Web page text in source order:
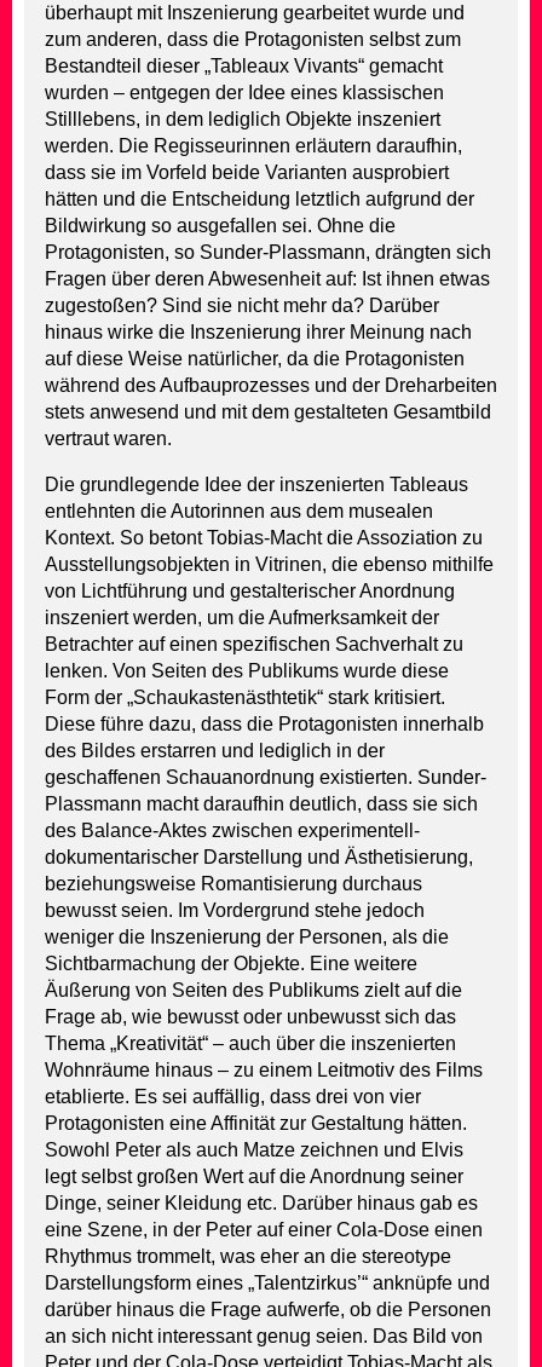
überhaupt mit Inszenierung gearbeitet wurde und
zum anderen, dass die Protagonisten selbst zum
Bestandteil dieser „Tableaux Vivants“ gemacht
wurden – entgegen der Idee eines klassischen
Stilllebens, in dem lediglich Objekte inszeniert
werden. Die Regisseurinnen erläutern daraufhin,
dass sie im Vorfeld beide Varianten ausprobiert
hätten und die Entscheidung letztlich aufgrund der
Bildwirkung so ausgefallen sei. Ohne die
Protagonisten, so Sunder-Plassmann, drängten sich
Fragen über deren Abwesenheit auf: Ist ihnen etwas
zugestoßen? Sind sie nicht mehr da? Darüber
hinaus wirke die Inszenierung ihrer Meinung nach
auf diese Weise natürlicher, da die Protagonisten
während des Aufbauprozesses und der Dreharbeiten
stets anwesend und mit dem gestalteten Gesamtbild
vertraut waren.
Die grundlegende Idee der inszenierten Tableaus
entlehnten die Autorinnen aus dem musealen
Kontext. So betont Tobias-Macht die Assoziation zu
Ausstellungsobjekten in Vitrinen, die ebenso mithilfe
von Lichtführung und gestalterischer Anordnung
inszeniert werden, um die Aufmerksamkeit der
Betrachter auf einen spezifischen Sachverhalt zu
lenken. Von Seiten des Publikums wurde diese
Form der „Schaukastenästhtetik“ stark kritisiert.
Diese führe dazu, dass die Protagonisten innerhalb
des Bildes erstarren und lediglich in der
geschaffenen Schauanordnung existierten. Sunder-
Plassmann macht daraufhin deutlich, dass sie sich
des Balance-Aktes zwischen experimentell-
dokumentarischer Darstellung und Ästhetisierung,
beziehungsweise Romantisierung durchaus
bewusst seien. Im Vordergrund stehe jedoch
weniger die Inszenierung der Personen, als die
Sichtbarmachung der Objekte. Eine weitere
Äußerung von Seiten des Publikums zielt auf die
Frage ab, wie bewusst oder unbewusst sich das
Thema „Kreativität“ – auch über die inszenierten
Wohnräume hinaus – zu einem Leitmotiv des Films
etablierte. Es sei auffällig, dass drei von vier
Protagonisten eine Affinität zur Gestaltung hätten.
Sowohl Peter als auch Matze zeichnen und Elvis
legt selbst großen Wert auf die Anordnung seiner
Dinge, seiner Kleidung etc. Darüber hinaus gab es
eine Szene, in der Peter auf einer Cola-Dose einen
Rhythmus trommelt, was eher an die stereotype
Darstellungsform eines „Talentzirkus’“ anknüpfe und
darüber hinaus die Frage aufwerfe, ob die Personen
an sich nicht interessant genug seien. Das Bild von
Peter und der Cola-Dose verteidigt Tobias-Macht als